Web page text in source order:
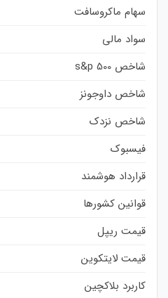
سهام ماکروسافت
سواد مالی
شاخص s&p 500
شاخص داوجونز
شاخص نزدک
فیسبوک
قرارداد هوشمند
قوانین کشورها
قیمت ریپل
قیمت لایتکوین
کاربرد بلاکچین